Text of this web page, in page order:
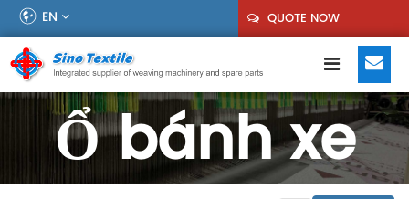
EN QUOTE NOW
Ổ bánh xe